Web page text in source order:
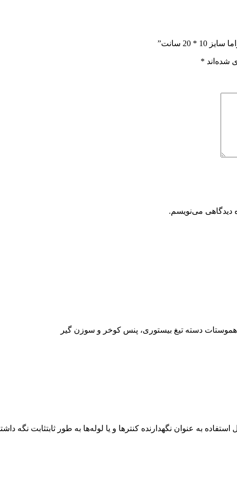
سانت”
شده‌اند *
دیدگاهی می‌نویسم.
دسته تیغ بیستوری، پنس کوخر و سوزن گیر
استفاده به عنوان نگهدارنده کنترها و یا لوله‌ها به طور ثابتثابت